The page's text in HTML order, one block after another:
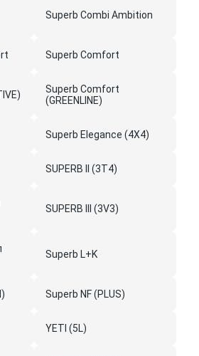
Superb Combi Ambition
Superb Comfort
Superb Comfort
(GREENLINE)
Superb Elegance (4X4)
SUPERB II (3T4)
SUPERB III (3V3)
Superb L+K
Superb NF (PLUS)
YETI (5L)